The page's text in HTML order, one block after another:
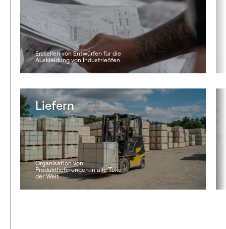
Erstellen von Entwürfen für die
Auskleidung von Industrieöfen.
Liefern
Organisation von
Produktlieferungen in alle Teile
der Welt.